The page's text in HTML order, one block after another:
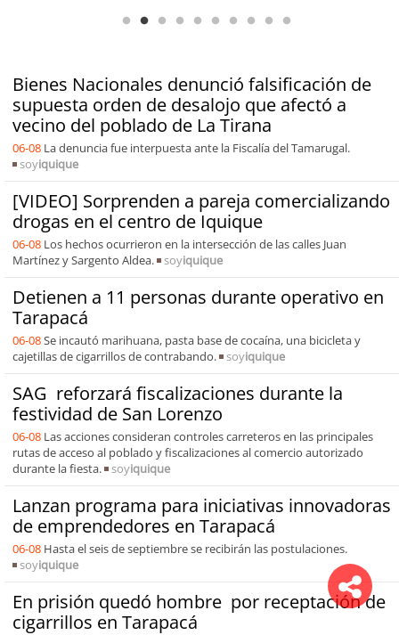
Bienes Nacionales denunció falsificación de
supuesta orden de desalojo que afectó a
vecino del poblado de La Tirana
06-08 La denuncia fue interpuesta ante la Fiscalía del Tamarugal.
soyiquique
[VIDEO] Sorprenden a pareja comercializando
drogas en el centro de Iquique
06-08 Los hechos ocurrieron en la intersección de las calles Juan
Martínez y Sargento Aldea.
soyiquique
Detienen a 11 personas durante operativo en
Tarapacá
06-08Se incautó marihuana, pasta base de cocaína, una bicicleta y
cajetillas de cigarrillos de contrabando.
soyiquique
SAG reforzará fiscalizaciones durante la
festividad de San Lorenzo
06-08 Las acciones consideran controles carreteros en las principales
rutas de acceso al poblado y fiscalizaciones al comercio autorizado
durante la fiesta.
soyiquique
Lanzan programa para iniciativas innovadoras
de emprendedores en Tarapacá
06-08 Hasta el seis de septiembre se recibirán las postulaciones.
soyiquique
En prisión quedó hombre por receptación de
cigarrillos en Tarapacá